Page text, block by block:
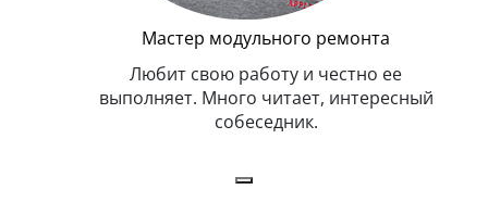
Мастер модульного ремонта
Любит свою работу и честно ее
выполняет. Много читает, интересный
собеседник.